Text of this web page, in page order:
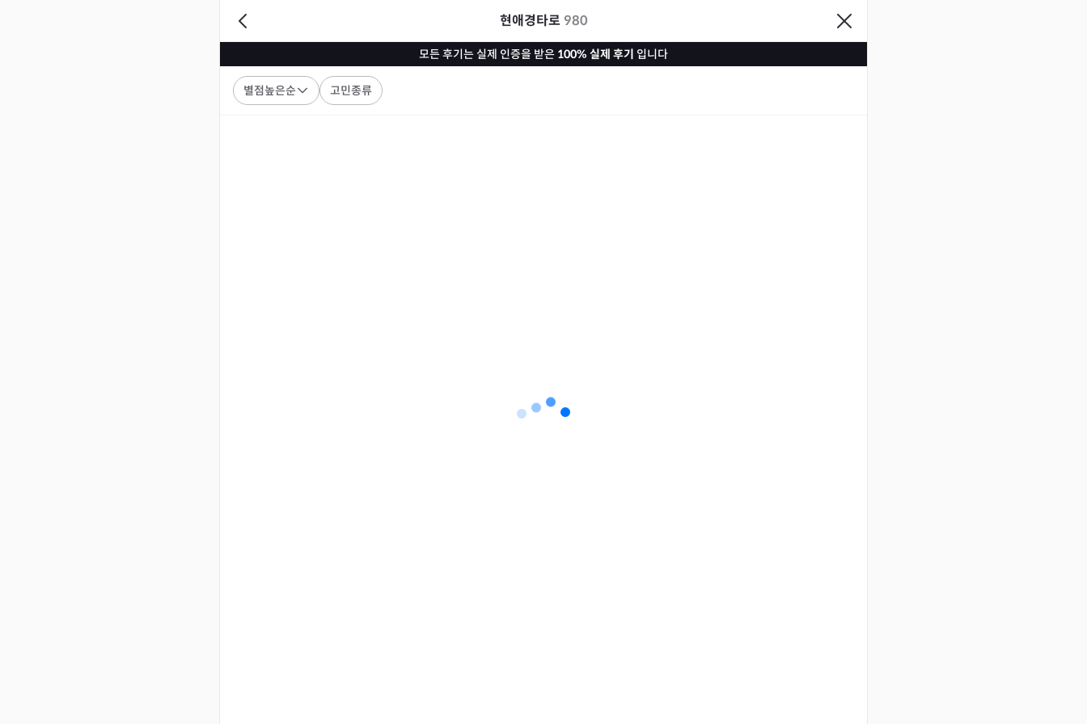
현애경타로 980
모든 후기는 실제 인증을 받은 100% 실제 후기 입니다
별점높은순 고민종류